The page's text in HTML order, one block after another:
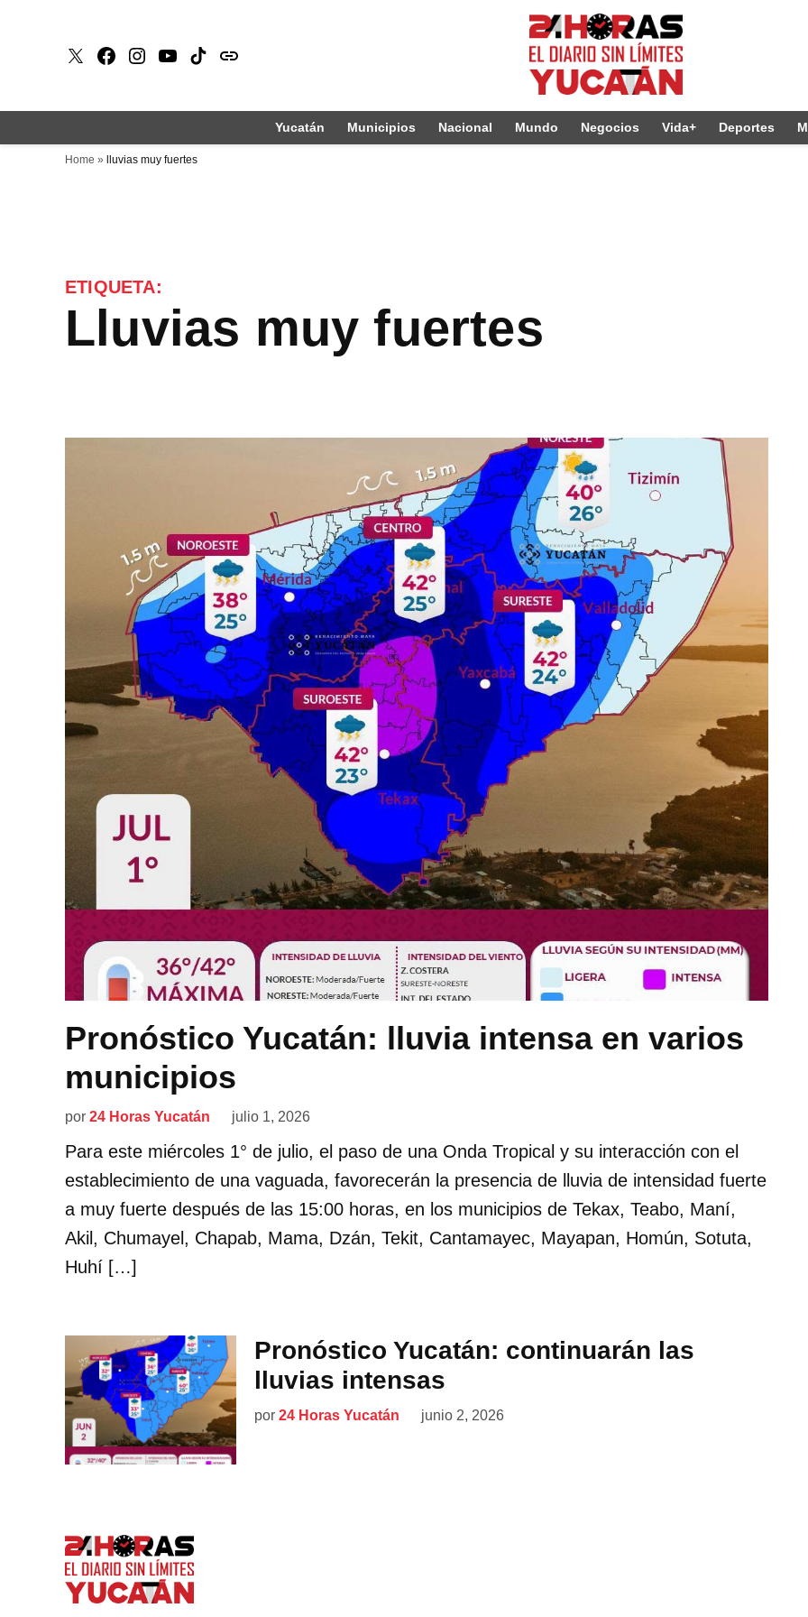
X Faceboook
Instagram
Youtube
Tiktokissuu
Yucatán Municipios Nacional Mundo Negocios Vida+ Deportes
Home » lluvias muy fuertes
ETIQUETA:
lluvias muy fuertes
Pronóstico Yucatán: lluvia intensa en varios
municipios
por 24 Horas Yucatán julio 1, 2026
Para este miércoles 1° de julio, el paso de una Onda Tropical y su interacción con el
establecimiento de una vaguada, favorecerán la presencia de lluvia de intensidad fuerte
a muy fuerte después de las 15:00 horas, en los municipios de Tekax, Teabo, Maní,
Akil, Chumayel, Chapab, Mama, Dzán, Tekit, Cantamayec, Mayapan, Homún, Sotuta,
Huhí […]
Pronóstico Yucatán: continuarán las
lluvias intensas
por 24 Horas Yucatán junio 2, 2026